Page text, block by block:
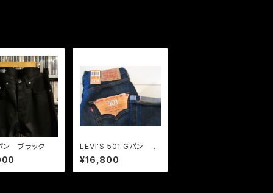
ン ブラック
LEVI'S 501 Gパン イ
ンディゴ セルビッチ O
NE YEAR LATER
¥16,800